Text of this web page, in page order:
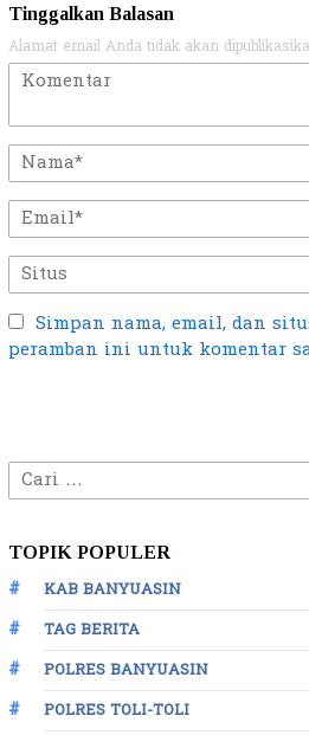
Tinggalkan Balasan
Alamat email Anda tidak akan
Simpan nama, email, dan
peramban ini untuk komentar
Cari
untuk:
TOPIK POPULER
KAB BANYUASIN
TAG BERITA
POLRES BANYUASIN
POLRES TOLI-TOLI